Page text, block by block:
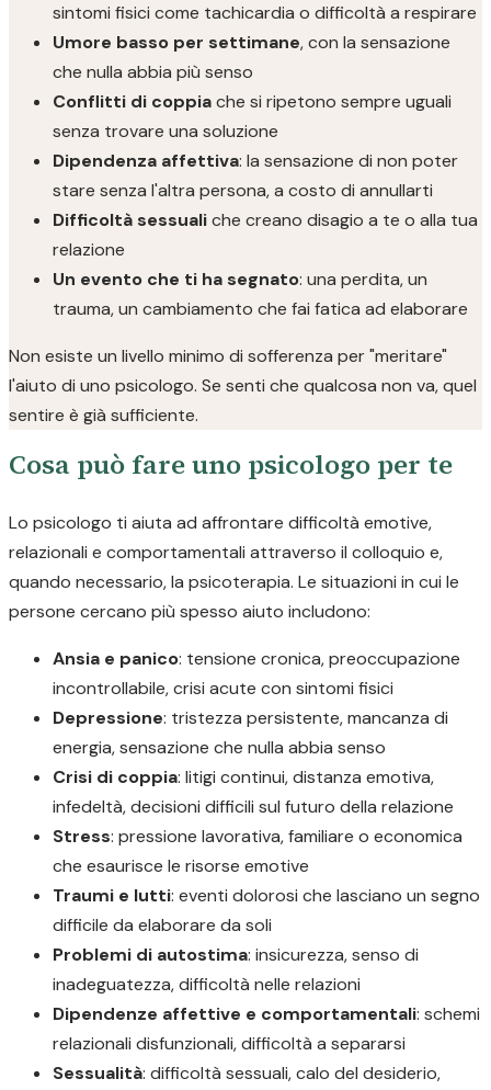
sintomi fisici come tachicardia o difficoltà a respirare
Umore basso per settimane, con la sensazione
che nulla abbia più senso
Conflitti di coppiache si ripetono sempre uguali
senza trovare una soluzione
Dipendenza affettiva: la sensazione di non poter
stare senza l'altra persona, a costo di annullarti
Difficoltà sessualiche creano disagio a te o alla tua
relazione
Un evento che ti ha segnato: una perdita, un
trauma, un cambiamento che fai fatica ad elaborare
Non esiste un livello minimo di sofferenza per "meritare"
l'aiuto di uno psicologo. Se senti che qualcosa non va, quel
sentire è già sufficiente.
Cosa può fare uno psicologo per te
Lo psicologo ti aiuta ad affrontare difficoltà emotive,
relazionali e comportamentali attraverso il colloquio e,
quando necessario, la psicoterapia. Le situazioni in cui le
persone cercano più spesso aiuto includono:
Ansia e panico: tensione cronica, preoccupazione
incontrollabile, crisi acute con sintomi fisici
Depressione: tristezza persistente, mancanza di
energia, sensazione che nulla abbia senso
Crisi di coppia: litigi continui, distanza emotiva,
infedeltà, decisioni difficili sul futuro della relazione
Stress: pressione lavorativa, familiare o economica
che esaurisce le risorse emotive
Traumi e lutti: eventi dolorosi che lasciano un segno
difficile da elaborare da soli
Problemi di autostima: insicurezza, senso di
inadeguatezza, difficoltà nelle relazioni
Dipendenze affettive e comportamentali: schemi
relazionali disfunzionali, difficoltà a separarsi
Sessualità: difficoltà sessuali, calo del desiderio,